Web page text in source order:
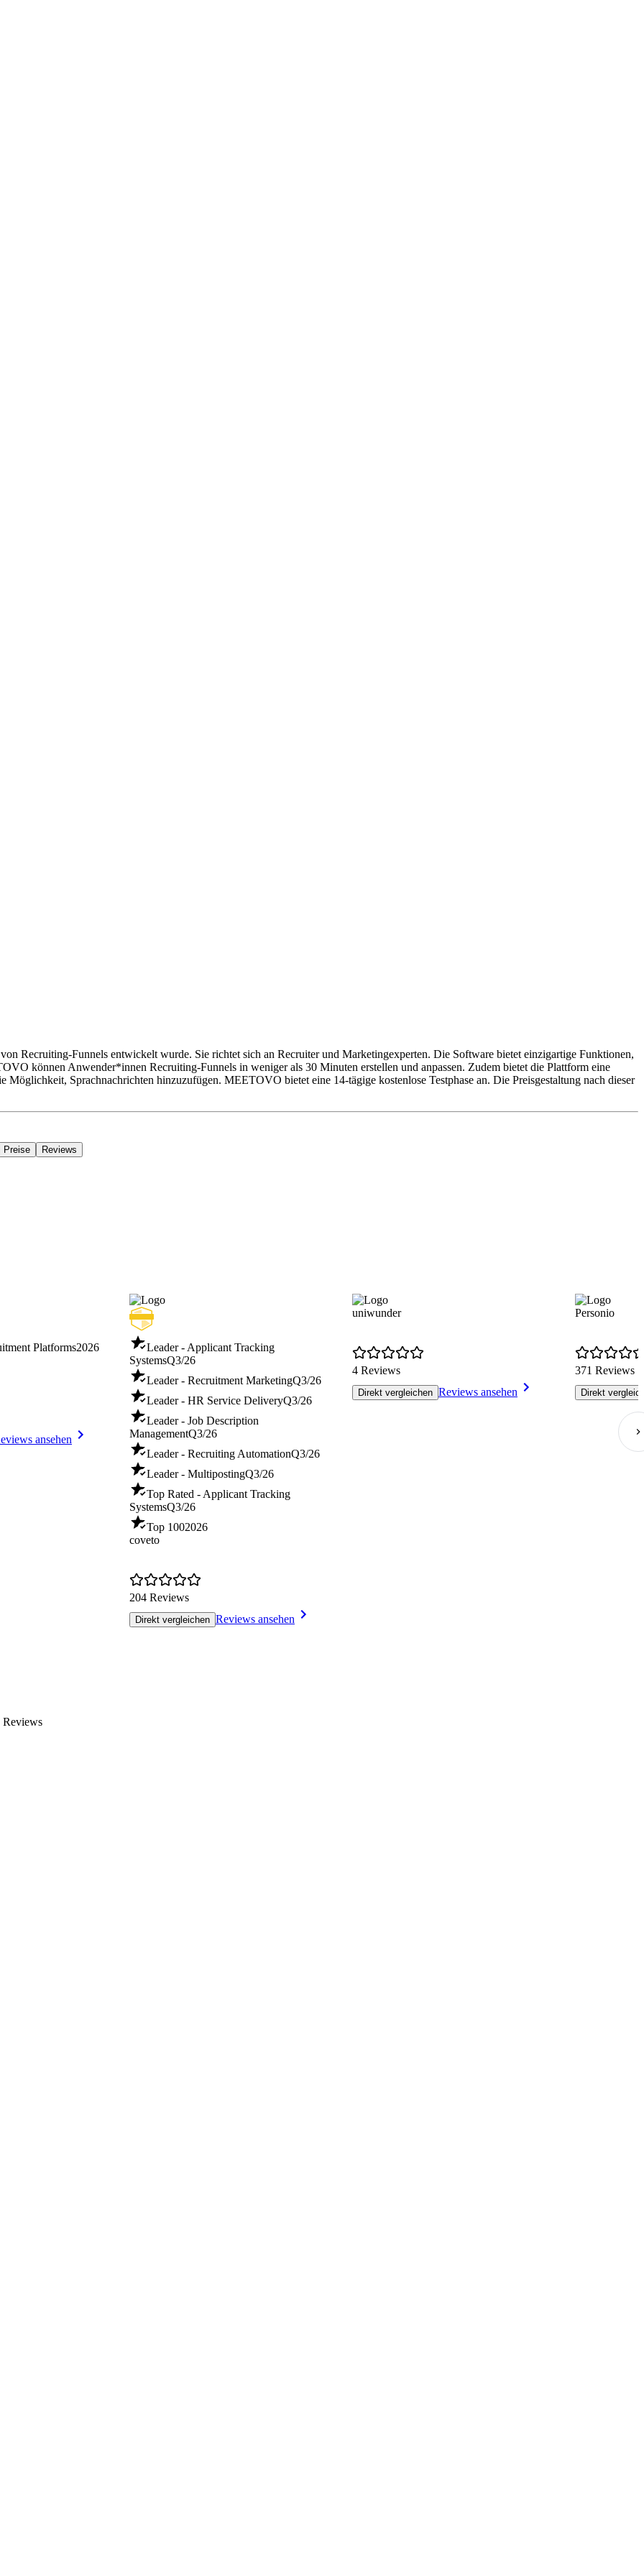
Recruiting-Funnels entwickelt wurde. Sie richtet sich an Recruiter und Marketingexperten. Die Software bietet einzigartige Funktionen,
können Anwender*innen Recruiting-Funnels in weniger als 30 Minuten erstellen und anpassen. Zudem bietet die Plattform eine
Möglichkeit, Sprachnachrichten hinzuzufügen. MEETOVO bietet eine 14-tägige kostenlose Testphase an. Die Preisgestaltung nach dieser
Preise Reviews
Platforms2026
ansehen
Leader - Applicant Tracking
SystemsQ3/26
Leader - Recruitment MarketingQ3/26
Leader - HR Service DeliveryQ3/26
Leader - Job Description
ManagementQ3/26
Leader - Recruiting AutomationQ3/26
Leader - MultipostingQ3/26
Top Rated - Applicant Tracking
SystemsQ3/26
Top 1002026
coveto
204 Reviews
Direkt vergleichen Reviews ansehen
uniwunder
4 Reviews
Direkt vergleichen Reviews ansehen
Personio
371 Reviews
Direkt
Reviews